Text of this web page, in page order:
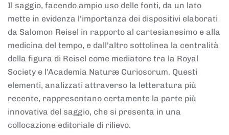
Il saggio, facendo ampio uso delle fonti, da un lato
mette in evidenza l'importanza dei dispositivi elaborati
da Salomon Reisel in rapporto al cartesianesimo e alla
medicina del tempo, e dall'altro sottolinea la centralità
della figura di Reisel come mediatore tra la Royal
Society e l'Academia Naturæ Curiosorum. Questi
elementi, analizzati attraverso la letteratura più
recente, rappresentano certamente la parte più
innovativa del saggio, che si presenta in una
collocazione editoriale di rilievo.